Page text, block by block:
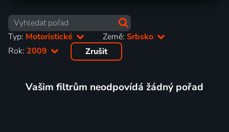
Typ: Motoristické Země:Srbsko
Rok: 2009 Zrušit
Vašim filtrům neodpovídá žádný pořad